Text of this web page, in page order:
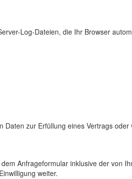
Log-Dateien, die Ihr Browser
zur Erfüllung eines Vertrags
Anfrageformular inklusive der von
weiter.